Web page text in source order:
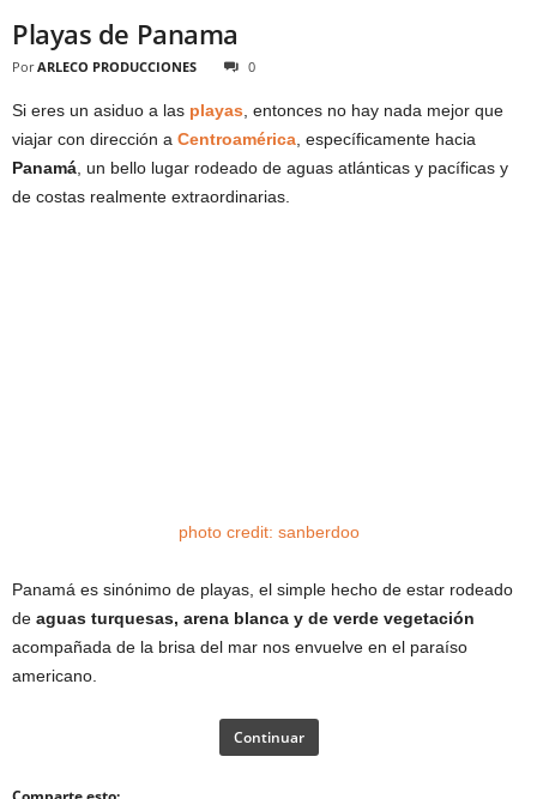
Playas de Panama
Por ARLECO PRODUCCIONES 0
Si eres un asiduo a las playas , entonces no hay nada mejor que
viajar con dirección a Centroamérica , específicamente hacia
Panamá , un bello lugar rodeado de aguas atlánticas y pacíficas y
de costas realmente extraordinarias.
photocredit: sanberdoo
Panamá es sinónimo de playas, el simple hecho de estar rodeado
de aguas turquesas, arena blanca y de verde vegetación
acompañada de la brisa del mar nos envuelve en el paraíso
americano.
Continuar